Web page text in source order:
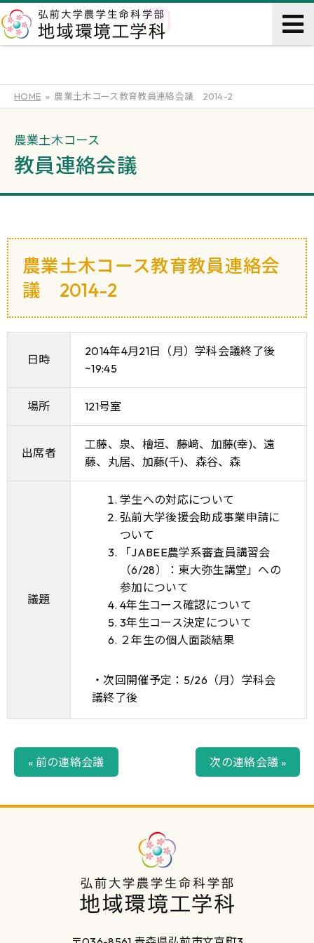
HOME 農業土木コース教育教員連絡会議 2014-2
農業土木コース
教員連絡会議
農業土木コース教育教員連絡会
議 2014-2
日時
2014年4月21日（月）学科会議終了後
~19:45
場所 121号室
出席者
工藤、泉、檜垣、藤﨑、加藤(幸)、遠
藤、丸居、加藤(千)、森谷、森
議題
学生への対応について
弘前大学後援会助成事業申請に
ついて
「JABEE農学系審査員講習会
（6/28）：東大弥生講堂」への
参加について
4年生コース確認について
3年生コース決定について
２年生の個人面談結果
・次回開催予定：5/26（月）学科会
議終了後
« 前の連絡会議 次の連絡会議 »